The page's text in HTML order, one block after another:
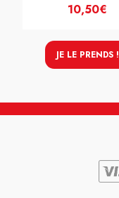
10,50€
JE LE PRENDS !